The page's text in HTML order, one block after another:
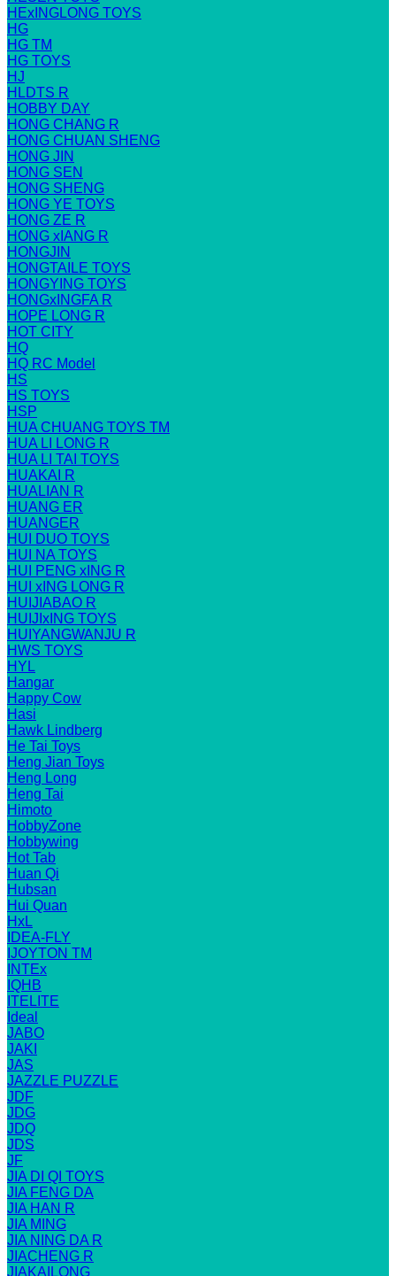
HExINGLONG TOYS
HG
HG TM
HG TOYS
HJ
HLDTS R
HOBBY DAY
HONG CHANG R
HONG CHUAN SHENG
HONG JIN
HONG SEN
HONG SHENG
HONG YE TOYS
HONG ZE R
HONG xIANG R
HONGJIN
HONGTAILE TOYS
HONGYING TOYS
HONGxINGFA R
HOPE LONG R
HOT CITY
HQ
HQ RC Model
HS
HS TOYS
HSP
HUA CHUANG TOYS TM
HUA LI LONG R
HUA LI TAI TOYS
HUAKAI R
HUALIAN R
HUANG ER
HUANGER
HUI DUO TOYS
HUI NA TOYS
HUI PENG xING R
HUI xING LONG R
HUIJIABAO R
HUIJIxING TOYS
HUIYANGWANJU R
HWS TOYS
HYL
Hangar
Happy Cow
Hasi
Hawk Lindberg
He Tai Toys
Heng Jian Toys
Heng Long
Heng Tai
Himoto
HobbyZone
Hobbywing
Hot Tab
Huan Qi
Hubsan
Hui Quan
HxL
IDEA-FLY
IJOYTON TM
INTEx
IQHB
ITELITE
Ideal
JABO
JAKI
JAS
JAZZLE PUZZLE
JDF
JDG
JDQ
JDS
JF
JIA DI QI TOYS
JIA FENG DA
JIA HAN R
JIA MING
JIA NING DA R
JIACHENG R
JIAKAILONG